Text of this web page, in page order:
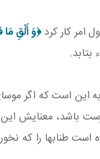
امر کار کرد﴿وَ أَلْقِ
است که اگر موساي
باشد، معنايش
طناب ها را که